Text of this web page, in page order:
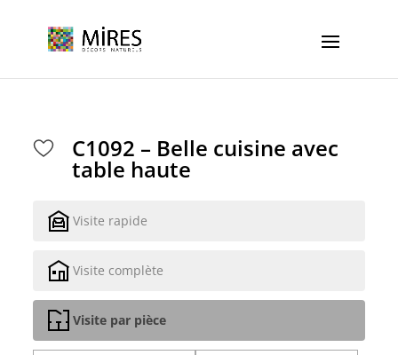
C1092 – Belle cuisine avec
table haute
Visite rapide
Visite complète
Visite par pièce